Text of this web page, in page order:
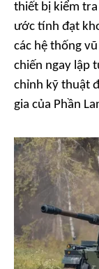
thiết bị kiểm
ước tính đạt
các hệ thống
chiến ngay lập
chỉnh kỹ thuật
gia của Phần